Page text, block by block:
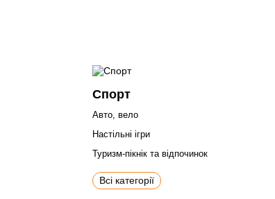
Спорт
Авто, вело
Настільні ігри
Туризм-пікнік та відпочинок
Всі категорії